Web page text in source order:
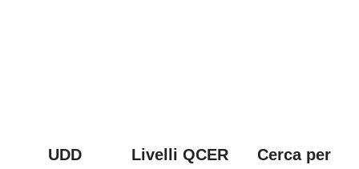
UDD
Livelli QCER
Cerca per